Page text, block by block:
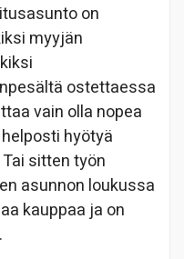
on
myyjän
ostettaessa
vain olla nopea
hyötyä
sitten työn
asunnon loukussa
kauppaa ja on